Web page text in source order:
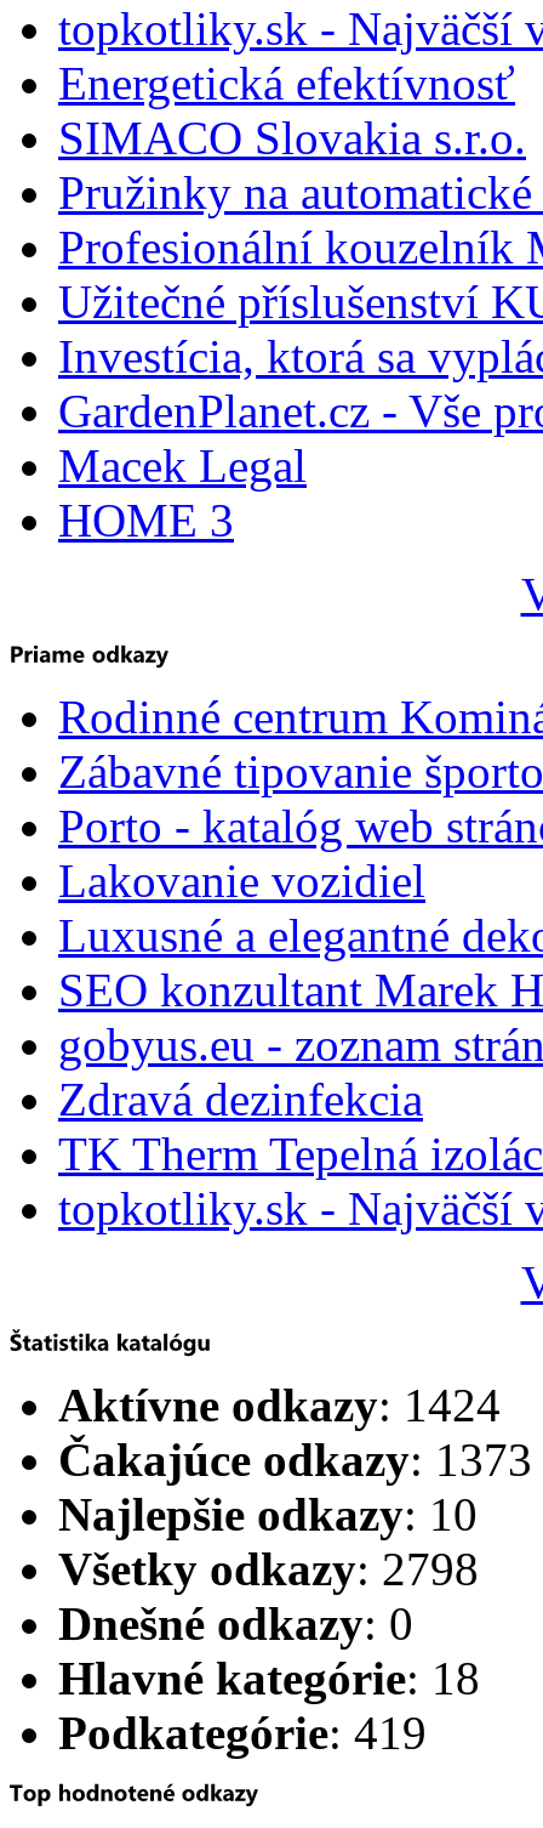
topkotliky.sk - Najväčší
Energetická efektívnosť
SIMACO Slovakia s.r.o.
Pružinky na
Profesionální kouzelník
Užitečné příslušenství
Investícia, ktorá sa
GardenPlanet.cz - Vše
Macek Legal
HOME 3
Rodinné centrum
Zábavné tipovanie
Porto - katalóg web
Lakovanie vozidiel
Luxusné a elegantné
SEO konzultant Marek
gobyus.eu - zoznam
Zdravá dezinfekcia
TK Therm Tepelná
topkotliky.sk - Najväčší
Aktívne odkazy: 1424
Čakajúce odkazy: 1373
Najlepšie odkazy: 10
Všetky odkazy: 2798
Dnešné odkazy: 0
Hlavné kategórie: 18
Podkategórie: 419